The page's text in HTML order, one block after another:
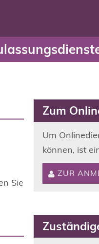
Sie
Zum
Um
können, ist
ZUR